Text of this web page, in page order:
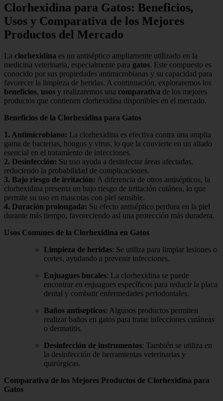
Clorhexidina para Gatos: Beneficios,
Usos y Comparativa de los Mejores
Productos del Mercado
La clorhexidina es un antiséptico ampliamente utilizado en la
medicina veterinaria, especialmente para gatos. Este compuesto es
conocido por sus propiedades antimicrobianas y su capacidad para
favorecer la limpieza de heridas. A continuación, exploraremos los
beneficios, usos y realizaremos una comparativa de los mejores
productos que contienen clorhexidina disponibles en el mercado.
Beneficios de la Clorhexidina para Gatos
1. Antimicrobiano: La clorhexidina es efectiva contra una amplia
gama de bacterias, hongos y virus, lo que la convierte en un aliado
esencial en el tratamiento de infecciones.
2. Desinfección: Su uso ayuda a desinfectar áreas afectadas,
reduciendo la probabilidad de complicaciones.
3. Bajo riesgo de irritación: A diferencia de otros antisépticos, la
clorhexidina presenta un bajo riesgo de irritación cutánea, lo que
permite su uso en mascotas con piel sensible.
4. Duración prolongada: Su efecto antiséptico perdura en la piel
durante más tiempo, favoreciendo así una protección más duradera.
Usos Comunes de la Clorhexidina en Gatos
Limpieza de heridas: Se utiliza para limpiar lesiones o
cortes, ayudando a prevenir infecciones.
Enjuagues bucales: La clorhexidina se puede
encontrar en enjuagues específicos para reducir la placa
dental y combatir enfermedades periodontales.
Baños antisepticos: Algunos productos permiten
realizar baños en gatos para tratar infecciones cutáneas
o dermatitis.
Desinfección de instrumentos: También se utiliza en
la desinfección de herramientas veterinarias y
quirúrgicas.
Comparativa de los Mejores Productos de Clorhexidina para
Gatos